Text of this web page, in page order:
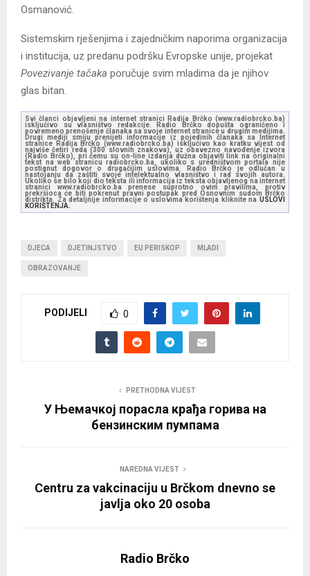
Osmanović.
Sistemskim rješenjima i zajedničkim naporima organizacija
i institucija, uz predanu podršku Evropske unije, projekat
Povezivanje tačaka poručuje svim mladima da je njihov
glas bitan.
Svi članci objavljeni na internet stranici Radija Brčko (www.radiobrcko.ba)
isključivo su vlasništvo redakcije. Radio Brčko dopušta ograničeno i
povremeno prenošenje članaka sa svoje internet stranice u drugim medijima.
Drugi mediji smiju prenijeti informacije iz pojedinih članaka sa Internet
stranice Radija Brčko (www.radiobrcko.ba) isključivo kao kratku vijest od
najviše četiri reda (300 slovnih znakova), uz obavezno navođenje izvora
(Radio Brčko), pri čemu su on-line izdanja dužna objaviti link na originalni
tekst na web stranicu radiobrcko.ba, ukoliko s uredništvom portala nije
postignut dogovor o drugačijim uslovima. Radio Brčko je odlučan u
nastojanju da zaštiti svoje intelektualno vlasništvo i rad svojih autora.
Ukoliko se bilo koji dio teksta ili informacija iz teksta objavljenog na internet
stranici www.radiobrcko.ba prenese suprotno ovim pravilima, protiv
prekršioca će biti pokrenut pravni postupak pred Osnovnim sudom Brčko
distrikta. Za detaljnije informacije o uslovima korištenja kliknite na USLOVI
KORIŠTENJA.
DJECA DJETINJSTVO EU PERISKOP MLADI
OBRAZOVANJE
PODIJELI 0
PRETHODNA VIJEST
У Њемачкој порасла крађa горива на
бензинским пумпама
NAREDNA VIJEST
Centru za vakcinaciju u Brčkom dnevno se
javlja oko 20 osoba
Radio Brčko